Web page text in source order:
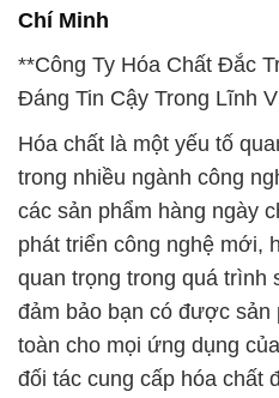
Chí Minh
**Công Ty Hóa Chất Đắc
Đáng Tin Cậy Trong Lĩnh
Hóa chất là một yếu tố
trong nhiều ngành công
các sản phẩm hàng ngày
phát triển công nghệ mới,
quan trọng trong quá trình
đảm bảo bạn có được
toàn cho mọi ứng dụng
đối tác cung cấp hóa chất